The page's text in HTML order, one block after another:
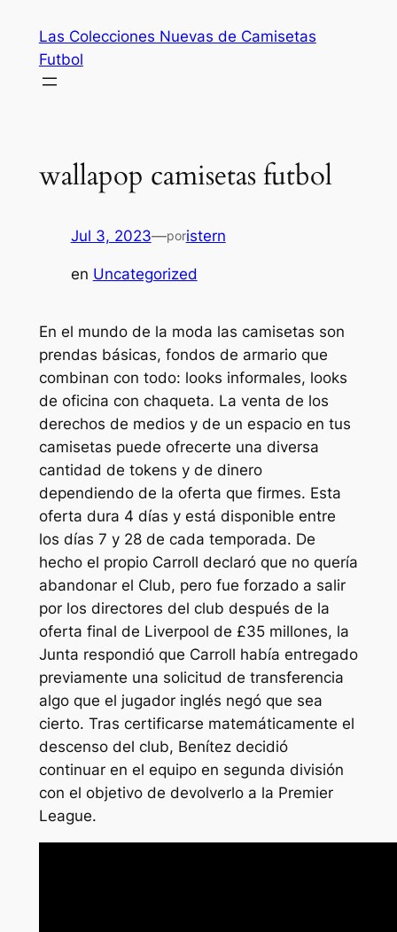
contenido
Las Colecciones Nuevas de Camisetas
Futbol
wallapop camisetas futbol
Jul 3, 2023—poristern
en Uncategorized
En el mundo de la moda las camisetas son
prendas básicas, fondos de armario que
combinan con todo: looks informales, looks
de oficina con chaqueta. La venta de los
derechos de medios y de un espacio en tus
camisetas puede ofrecerte una diversa
cantidad de tokens y de dinero
dependiendo de la oferta que firmes. Esta
oferta dura 4 días y está disponible entre
los días 7 y 28 de cada temporada. De
hecho el propio Carroll declaró que no quería
abandonar el Club, pero fue forzado a salir
por los directores del club después de la
oferta final de Liverpool de £35 millones, la
Junta respondió que Carroll había entregado
previamente una solicitud de transferencia
algo que el jugador inglés negó que sea
cierto. Tras certificarse matemáticamente el
descenso del club, Benítez decidió
continuar en el equipo en segunda división
con el objetivo de devolverlo a la Premier
League.